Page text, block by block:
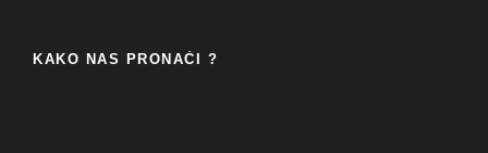
KAKO NAS PRONAĆI ?